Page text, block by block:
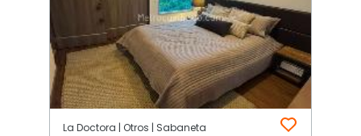
La Doctora | Otros | Sabaneta